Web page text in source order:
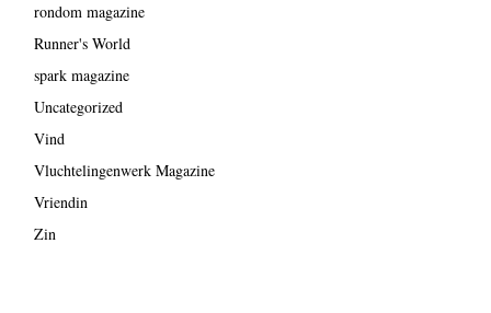
rondom magazine
Runner's World
spark magazine
Uncategorized
Vind
Vluchtelingenwerk Magazine
Vriendin
Zin